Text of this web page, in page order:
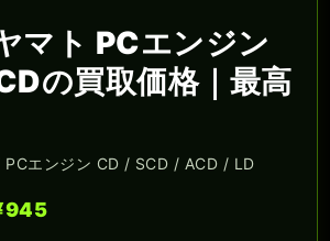
マト PCエンジン
の買取価格｜最高
PCエンジン CD / SCD / ACD / LD